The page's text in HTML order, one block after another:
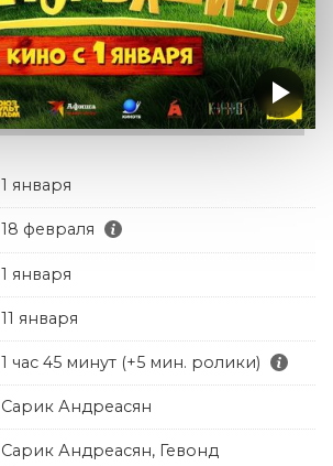
1 января
18 февраля
1 января
11 января
1 час 45 минут (+5 мин. ролики)
Сарик Андреасян
Сарик Андреасян, Гевонд